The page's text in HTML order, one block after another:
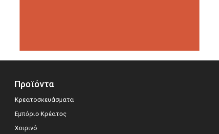
Προϊόντα
Κρεατοσκευάσματα
Εμπόριο Κρέατος
Χοιρινό